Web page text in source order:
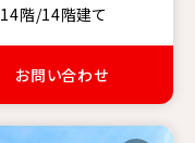
14階/14階建て
お問い合わせ